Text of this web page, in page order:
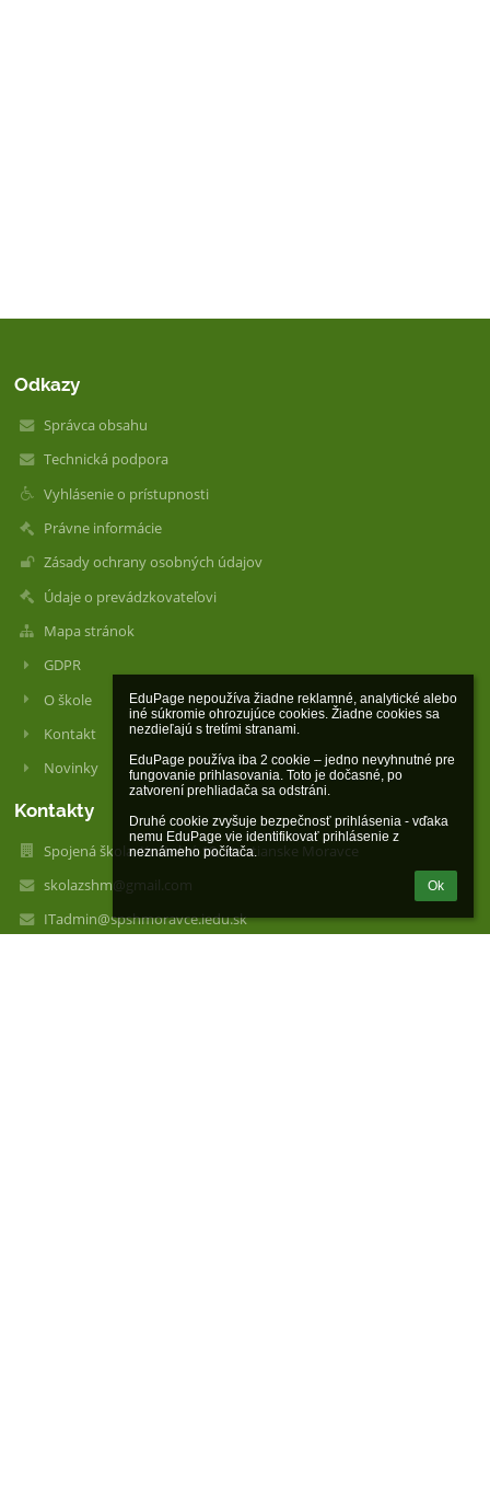
EduPage nepoužíva žiadne reklamné, analytické alebo
iné súkromie ohrozujúce cookies. Žiadne cookies sa
nezdieľajú s tretími stranami.
EduPage používa iba 2 cookie – jedno nevyhnutné pre
fungovanie prihlasovania. Toto je dočasné, po
zatvorení prehliadača sa odstráni.
Druhé cookie zvyšuje bezpečnosť prihlásenia - vďaka
nemu EduPage vie identifikovať prihlásenie z
neznámeho počítača.
Ok
Odkazy
Správca obsahu
Technická podpora
Vyhlásenie o prístupnosti
Právne informácie
Zásady ochrany osobných údajov
Údaje o prevádzkovateľovi
Mapa stránok
GDPR
O škole
Kontakt
Novinky
Kontakty
Spojená škola, Kostolná 18, Hontianske Moravce
skolazshm@gmail.com
ITadmin@spshmoravce.iedu.sk